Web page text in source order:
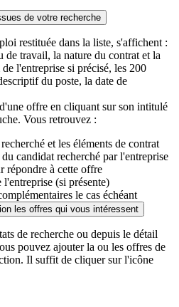
de votre recherche
restituée dans la liste, s'affichent :
de travail, la nature du contrat et la
l'entreprise si précisé, les 200
du poste, la date de
offre en cliquant sur son intitulé
Vous retrouvez :
et les éléments de contrat
candidat recherché par l'entreprise
répondre à cette offre
l'entreprise (si présente)
le cas échéant
les offres qui vous intéressent
de recherche ou depuis le détail
pouvez ajouter la ou les offres de
Il suffit de cliquer sur l'icône